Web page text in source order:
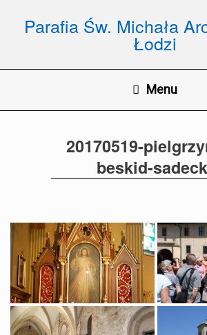
contentParafia Św. Michała
Łodzi
Menu
20170519-
beskid-